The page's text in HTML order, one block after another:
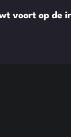
voort op de